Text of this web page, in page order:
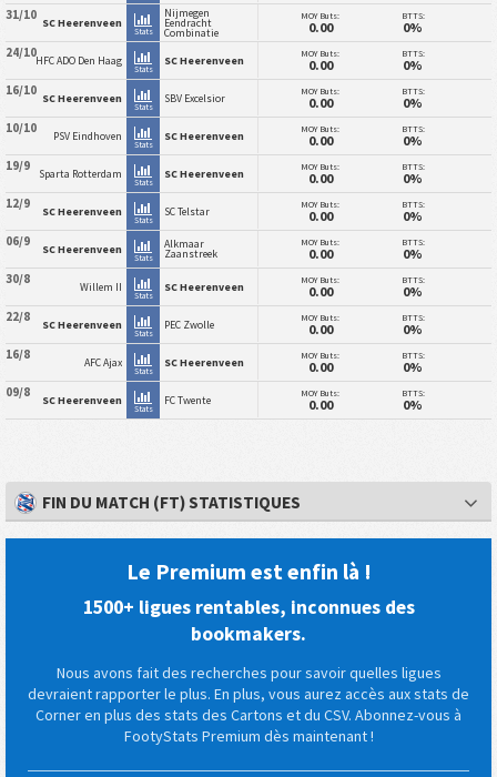
31/10 SC Heerenveen
Stats
Nijmegen
Eendracht
Combinatie
MOY Buts:
0.00
BTTS:
0%
24/10HFC ADO Den Haag
Stats
SC Heerenveen MOY Buts:
0.00
BTTS:
0%
16/10 SC Heerenveen
Stats
SBV Excelsior MOY Buts:
0.00
BTTS:
0%
10/10 PSV Eindhoven
Stats
SC Heerenveen MOY Buts:
0.00
BTTS:
0%
19/9 Sparta Rotterdam
Stats
SC Heerenveen MOY Buts:
0.00
BTTS:
0%
12/9 SC Heerenveen
Stats
SC Telstar MOY Buts:
0.00
BTTS:
0%
06/9 SC Heerenveen
Stats
Alkmaar
Zaanstreek
MOY Buts:
0.00
BTTS:
0%
30/8 Willem II
Stats
SC Heerenveen MOY Buts:
0.00
BTTS:
0%
22/8 SC Heerenveen
Stats
PEC Zwolle MOY Buts:
0.00
BTTS:
0%
16/8 AFC Ajax
Stats
SC Heerenveen MOY Buts:
0.00
BTTS:
0%
09/8 SC Heerenveen
Stats
FC Twente MOY Buts:
0.00
BTTS:
0%
FIN DU MATCH (FT) STATISTIQUES
Le Premium est enfin là !
1500+ ligues rentables, inconnues des
bookmakers.
Nous avons fait des recherches pour savoir quelles ligues
devraient rapporter le plus. En plus, vous aurez accès aux stats de
Corner en plus des stats des Cartons et du CSV. Abonnez-vous à
FootyStats Premium dès maintenant !